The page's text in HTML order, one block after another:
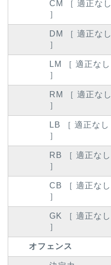
CM ［ 適正なし
］
DM ［ 適正なし
］
LM ［ 適正なし
］
RM ［ 適正なし
］
LB ［ 適正なし
］
RB ［ 適正なし
］
CB ［ 適正なし
］
GK ［ 適正なし
］
オフェンス